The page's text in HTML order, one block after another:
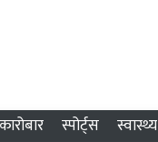
कारोबार स्पोर्ट्स स्वास्थ्य